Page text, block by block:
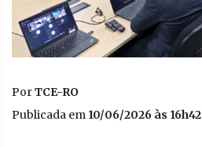
PorTCE-RO
Publicada em 10/06/2026 às 16h42